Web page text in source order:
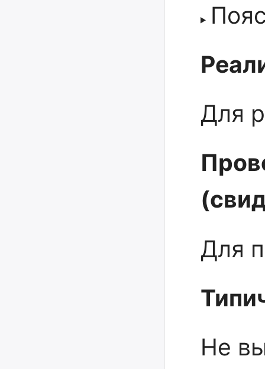
Для
Для
Не